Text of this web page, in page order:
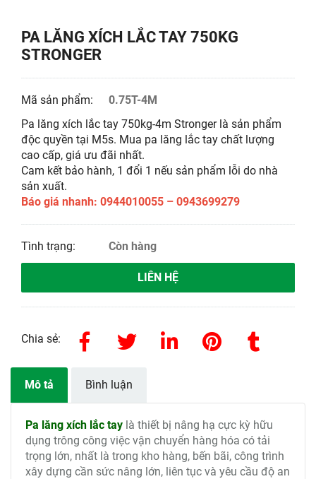
PA LĂNG XÍCH LẮC TAY 750KG
STRONGER
Mã sản phẩm:
0.75T-4M
Pa lăng xích lắc tay 750kg-4m Stronger là sản phẩm
độc quyền tại M5s. Mua pa lăng lắc tay chất lượng
cao cấp, giá ưu đãi nhất.
Cam kết bảo hành, 1 đổi 1 nếu sản phẩm lỗi do nhà
sản xuất.
Báo giá nhanh: 0944010055 – 0943699279
Tình trạng: Còn hàng
LIÊN HỆ
Chia sẻ:
Mô tả Bình luận
Pa lăng xích lắc tay là thiết bị nâng hạ cực kỳ hữu
dụng trông công việc vận chuyển hàng hóa có tải
trọng lớn, nhất là trong kho hàng, bến bãi, công trình
xây dựng cần sức nâng lớn, liên tục và yêu cầu độ an